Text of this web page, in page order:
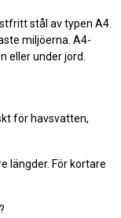
stål av typen A4.
miljöerna. A4-
eller under jord.
för havsvatten,
längder. För kortare
?